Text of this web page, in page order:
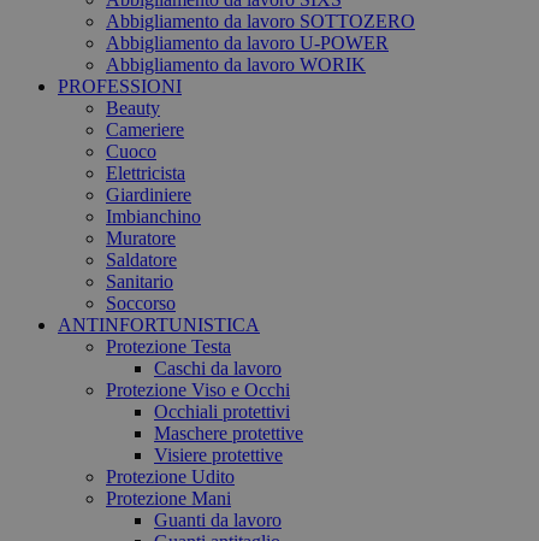
Abbigliamento da lavoro SOTTOZERO
Abbigliamento da lavoro U-POWER
Abbigliamento da lavoro WORIK
PROFESSIONI
Beauty
Cameriere
Cuoco
Elettricista
Giardiniere
Imbianchino
Muratore
Saldatore
Sanitario
Soccorso
ANTINFORTUNISTICA
Protezione Testa
Caschi da lavoro
Protezione Viso e Occhi
Occhiali protettivi
Maschere protettive
Visiere protettive
Protezione Udito
Protezione Mani
Guanti da lavoro